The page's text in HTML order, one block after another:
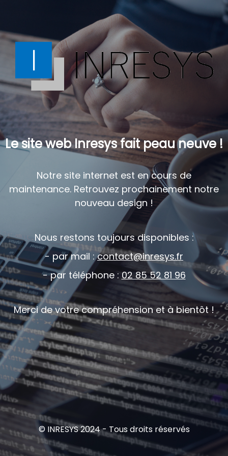
Le site web Inresys fait peau neuve !
Notre site internet est en cours de
maintenance. Retrouvez prochainement notre
nouveau design !
Nous restons toujours disponibles :
- par mail :contact@inresys.fr
- par téléphone : 02 85 52 81 96
Merci de votre compréhension et à bientôt !
© INRESYS 2024 - Tous droits réservés